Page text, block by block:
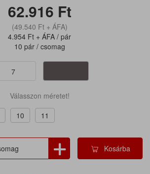
62.916 Ft
(49.540 Ft+ ÁFA)
4.954 Ft + ÁFA / pár
10 pár / csomag
7
Válasszon méretet!
10 11
Kosárba